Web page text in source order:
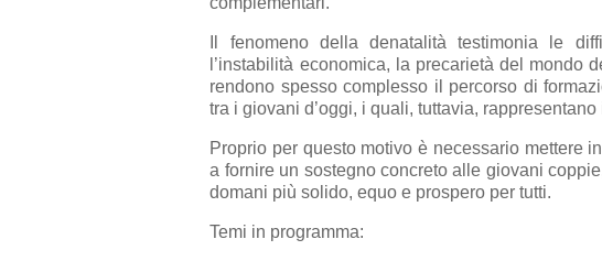
Il fenomeno della denatalità testimonia le
l’instabilità economica, la precarietà del mondo
rendono spesso complesso il percorso di
tra i giovani d’oggi, i quali, tuttavia,
Proprio per questo motivo è necessario mettere
a fornire un sostegno concreto alle giovani
domani più solido, equo e prospero per tutti.
Temi in programma: